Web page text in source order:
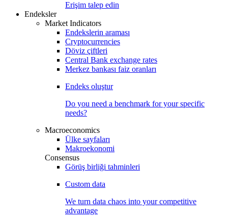
Erişim talep edin
Endeksler
Market Indicators
Endekslerin araması
Cryptocurrencies
Döviz çiftleri
Central Bank exchange rates
Merkez bankası faiz oranları
Endeks oluştur
Do you need a benchmark for your specific
needs?
Macroeconomics
Ülke sayfaları
Makroekonomi
Consensus
Görüş birliği tahminleri
Custom data
We turn data chaos into your competitive
advantage